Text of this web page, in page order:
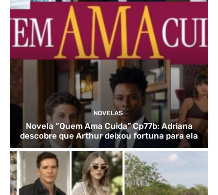
NOVELAS
Novela “Quem Ama Cuida” Cp77b: Adriana
descobre que Arthur deixou fortuna para ela